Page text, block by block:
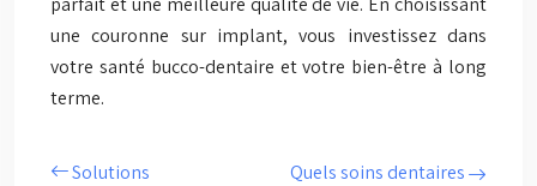
une couronne sur implant, vous investissez dans
votre santé bucco-dentaire et votre bien-être à long
terme.
Solutions
Quels soins dentaires